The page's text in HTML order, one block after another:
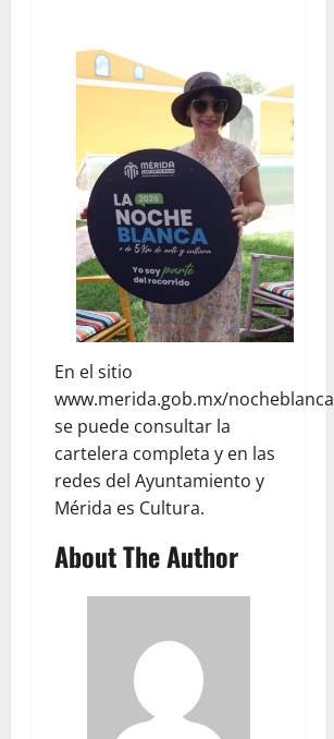
En el sitio
www.merida.gob.mx/nocheblanca
se puede consultar la
cartelera completa y en las
redes del Ayuntamiento y
Mérida es Cultura.
About The Author